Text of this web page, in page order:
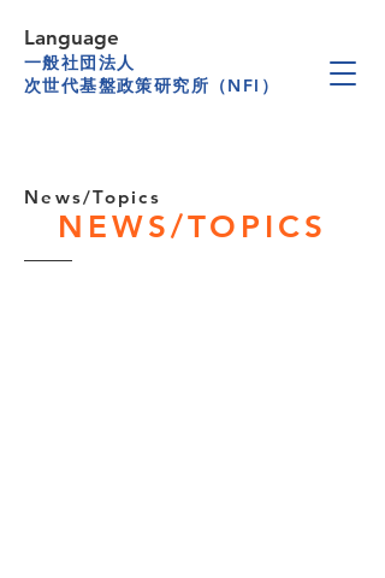
一般社団法人
次世代基盤政策研究所（NFI）
Language
News/Topics
NEWS/TOPICS